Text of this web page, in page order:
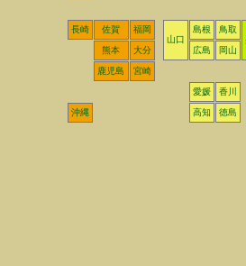
長崎 佐賀
福岡
山口
島根
鳥取
熊本
大分 広島 岡山
鹿児島 宮崎
愛媛 香川
沖縄 高知 徳島